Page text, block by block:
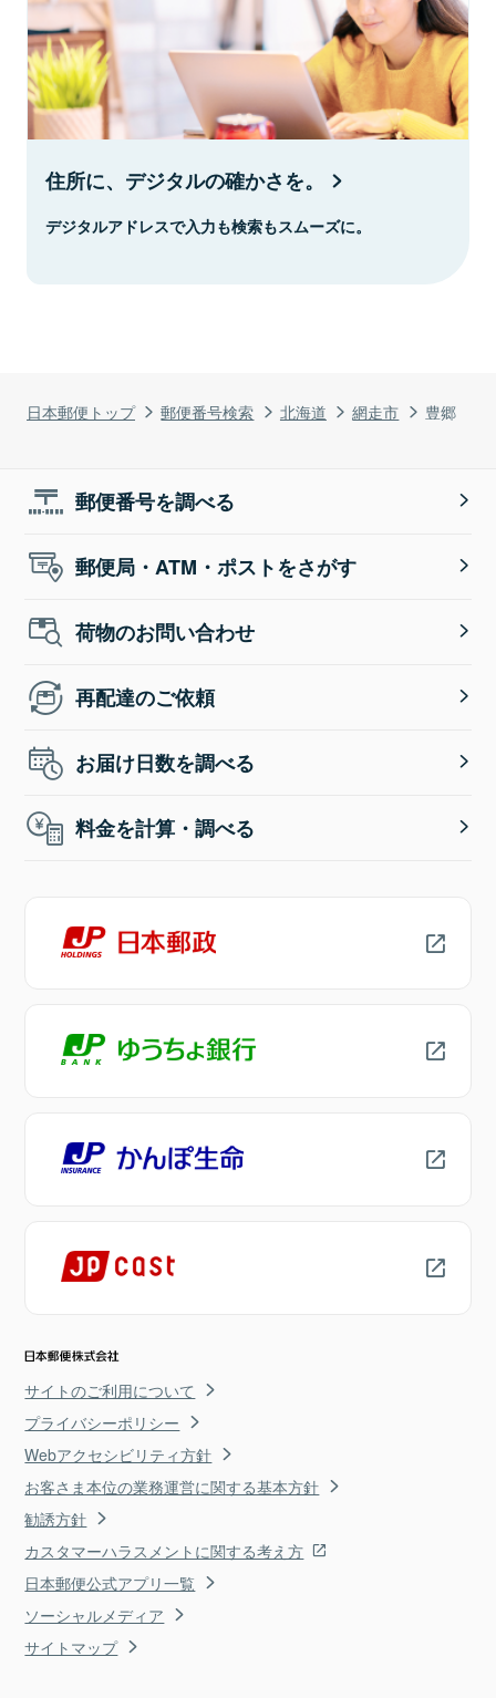
日本郵便トップ 郵便番号検索 北海道 網走市 豊郷
住所に、デジタルの確かさを。
デジタルアドレスで入力も検索もスムーズに。
郵便番号を調べる
郵便局・ATM・ポストをさがす
荷物のお問い合わせ
再配達のご依頼
お届け日数を調べる
料金を計算・調べる
サイトのご利用について
プライバシーポリシー
Webアクセシビリティ方針
お客さま本位の業務運営に関する基本方針
勧誘方針
カスタマーハラスメントに関する考え方
日本郵便公式アプリ一覧
ソーシャルメディア
サイトマップ